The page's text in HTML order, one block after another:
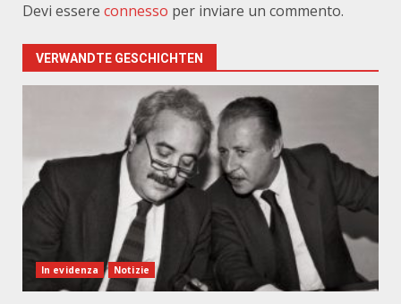
Devi essere connesso per inviare un commento.
VERWANDTE GESCHICHTEN
In evidenza Notizie